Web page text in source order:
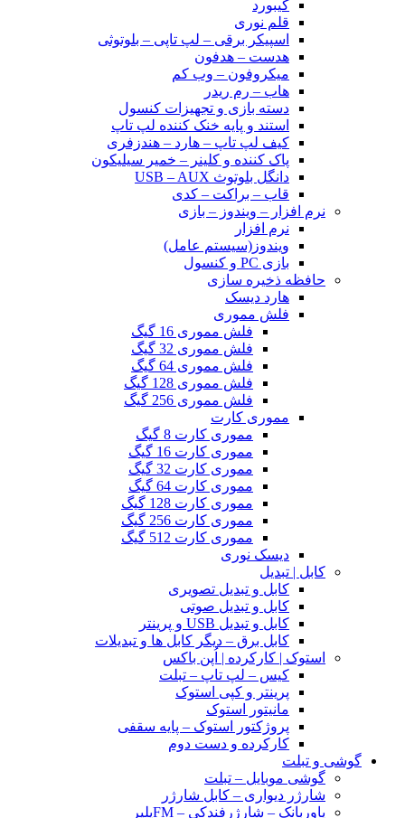
کیبورد
قلم نوری
اسپیکر برقی – لپ تاپی – بلوتوثی
هدست – هدفون
میکروفون – وب کم
هاب – رم ریدر
دسته بازی و تجهیزات کنسول
استند و پایه خنک کننده لپ تاپ
کیف لپ تاپ – هارد – هندزفری
پاک کننده و کلینر – خمیر سیلیکون
دانگل بلوتوث USB – AUX
قاب – براکت – کدی
نرم افزار – ویندوز – بازی
نرم افزار
ویندوز(سیستم عامل)
بازی PC و کنسول
حافظه ذخیره سازی
هارد دیسک
فلش مموری
فلش مموری 16 گیگ
فلش مموری 32 گیگ
فلش مموری 64 گیگ
فلش مموری 128 گیگ
فلش مموری 256 گیگ
مموری کارت
مموری کارت 8 گیگ
مموری کارت 16 گیگ
مموری کارت 32 گیگ
مموری کارت 64 گیگ
مموری کارت 128 گیگ
مموری کارت 256 گیگ
مموری کارت 512 گیگ
دیسک نوری
کابل | تبدیل
کابل و تبدیل تصویری
کابل و تبدیل صوتی
کابل و تبدیل USB و پرینتر
کابل برق – دیگر کابل ها و تبدیلات
استوک | کارکرده | اُپن باکس
کیس – لپ تاپ – تبلت
پرینتر و کپی استوک
مانیتور استوک
پروژکتور استوک – پایه سقفی
کارکرده و دست دوم
گوشی و تبلت
گوشی موبایل – تبلت
شارژر دیواری – کابل شارژر
پاوربانک – شارژرفندکی – FMپلیر